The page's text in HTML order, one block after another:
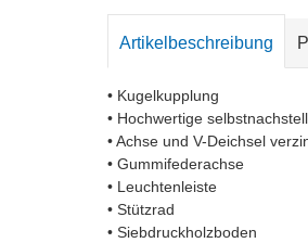
Artikelbeschreibung
• Kugelkupplung
• Hochwertige
• Achse und V-Deichsel
• Gummifederachse
• Leuchtenleiste
• Stützrad
• Siebdruckholzboden